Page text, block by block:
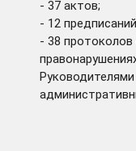
- 37 актов;
- 12
- 38